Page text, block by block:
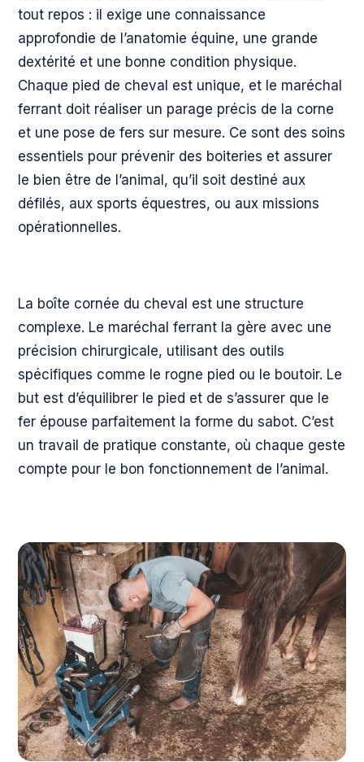
tout repos : il exige une connaissance
approfondie de l’anatomie équine, une grande
dextérité et une bonne condition physique.
Chaque pied de cheval est unique, et le maréchal
ferrant doit réaliser un parage précis de la corne
et une pose de fers sur mesure. Ce sont des soins
essentiels pour prévenir des boiteries et assurer
le bien être de l’animal, qu’il soit destiné aux
défilés, aux sports équestres, ou aux missions
opérationnelles.
La boîte cornée du cheval est une structure
complexe. Le maréchal ferrant la gère avec une
précision chirurgicale, utilisant des outils
spécifiques comme le rogne pied ou le boutoir. Le
but est d’équilibrer le pied et de s’assurer que le
fer épouse parfaitement la forme du sabot. C’est
un travail de pratique constante, où chaque geste
compte pour le bon fonctionnement de l’animal.